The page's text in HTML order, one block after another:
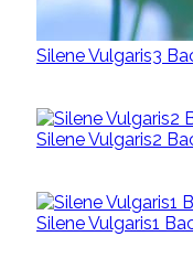
Silene Vulgaris3
Silene Vulgaris2
Silene Vulgaris1